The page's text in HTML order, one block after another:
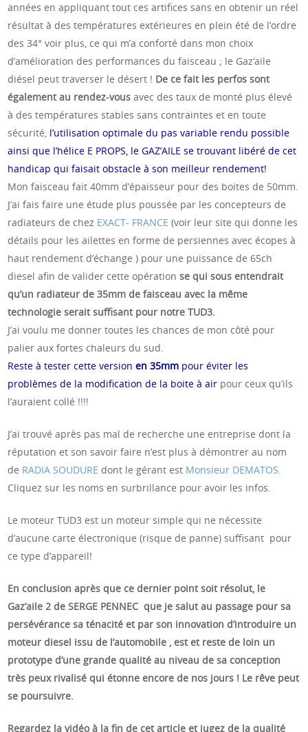
années en appliquant tout ces artifices sans en obtenir un réel
résultat à des températures extérieures en plein été de l’ordre
des 34° voir plus, ce qui m’a conforté dans mon choix
d’amélioration des performances du faisceau ; le Gaz’aile
diésel peut traverser le désert ! De ce fait les perfos sont
également au rendez-vous avec des taux de monté plus élevé
à des températures stables sans contraintes et en toute
sécurité, l’utilisation optimale du pas variable rendu possible
ainsi que l’hélice E PROPS, le GAZ’AILE se trouvant libéré de cet
handicap qui faisait obstacle à son meilleur rendement!
Mon faisceau fait 40mm d’épaisseur pour des boites de 50mm.
J’ai fais faire une étude plus poussée par les concepteurs de
radiateurs de chez EXACT- FRANCE (voir leur site qui donne les
détails pour les ailettes en forme de persiennes avec écopes à
haut rendement d’échange ) pour une puissance de 65ch
diesel afin de valider cette opérationse qui sous entendrait
qu’un radiateur de 35mm de faisceau avec la même
technologie serait suffisant pour notre TUD3.
J’ai voulu me donner toutes les chances de mon côté pour
palier aux fortes chaleurs du sud.
Reste à tester cette versionen 35mm pour éviter les
problèmes de la modification de la boite à air pour ceux qu’ils
l’auraient collé !!!!
J’ai trouvé après pas mal de recherche une entreprise dont la
réputation et son savoir faire n’est plus à démontrer au nom
de RADIA SOUDURE dont le gérant est Monsieur DEMATOS.
Cliquez sur les noms en surbrillance pour avoir les infos.
Le moteur TUD3 est un moteur simple qui ne nécessite
d’aucune carte électronique (risque de panne) suffisant pour
ce type d’appareil!
En conclusion après que ce dernier point soit résolut, le
Gaz’aile 2 de SERGE PENNEC que je salut au passage pour sa
persévérance sa ténacité et par son innovation d’introduire un
moteur diesel issu de l’automobile , est et reste de loin un
prototype d’une grande qualité au niveau de sa conception
très peux rivalisé qui étonne encore de nos jours ! Le rêve peut
se poursuivre.
Regardez la vidéo à la fin de cet article et jugez de la qualité